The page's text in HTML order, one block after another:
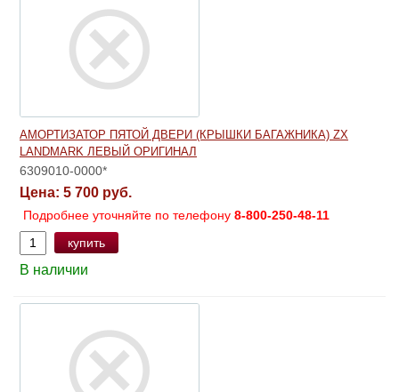
АМОРТИЗАТОР ПЯТОЙ ДВЕРИ (КРЫШКИ БАГАЖНИКА) ZX
LANDMARK ЛЕВЫЙ ОРИГИНАЛ
6309010-0000*
Цена: 5 700 руб.
Подробнее уточняйте по телефону 8-800-250-48-11
купить
В наличии